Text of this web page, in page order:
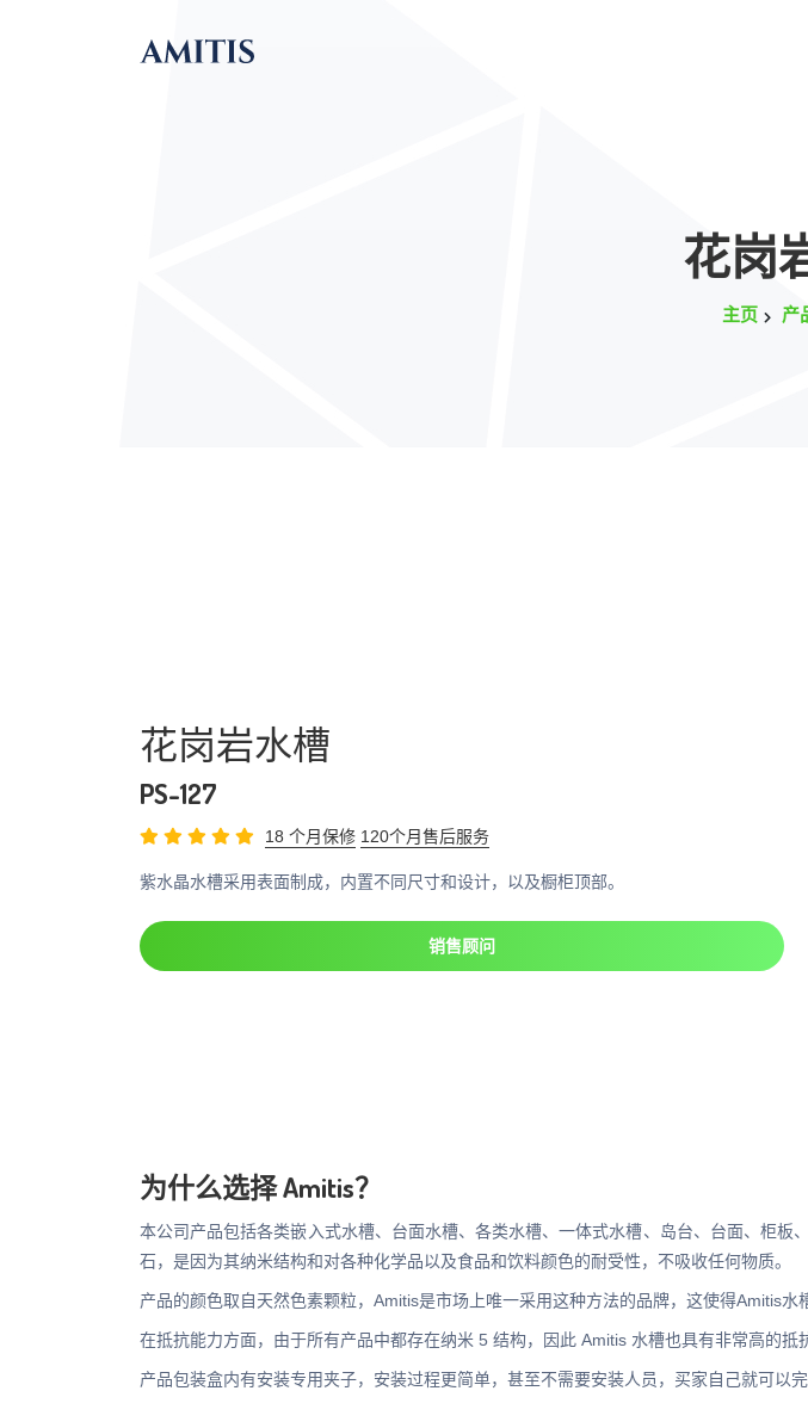
花岗
主页 产
花岗岩水槽
PS-127
18 个月保修 120个月售后服务
紫水晶水槽采用表面制成，内置不同尺寸和设计，以及橱柜顶部。
销售顾问
为什么选择 Amitis？
本公司产品包括各类嵌入式水槽、台面水槽、各类水槽、一体式水槽、岛台、台面、柜
石，是因为其纳米结构和对各种化学品以及食品和饮料颜色的耐受性，不吸收任何物质。
产品的颜色取自天然色素颗粒，Amitis是市场上唯一采用这种方法的品牌，这使得Amitis水
在抵抗能力方面，由于所有产品中都存在纳米 5 结构，因此 Amitis 水槽也具有非常高的抵
产品包装盒内有安装专用夹子，安装过程更简单，甚至不需要安装人员，买家自己就可以完